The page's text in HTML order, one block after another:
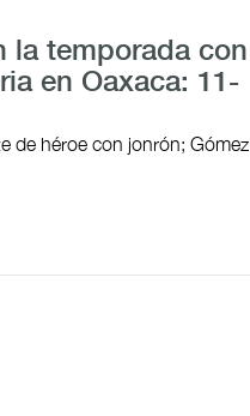
la temporada con
en Oaxaca: 11-
de héroe con jonrón; Gómez